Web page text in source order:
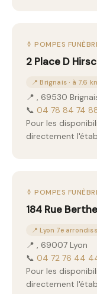
⚱️ POMPES
2 Place D
📍 Brignais · à 7.6
📍 , 69530
📞 04 78 84 74
Pour les
directement
⚱️ POMPES
184 Rue
📍 Lyon 7e
📍 , 69007 Lyon
📞 04 72 76 44
Pour les
directement